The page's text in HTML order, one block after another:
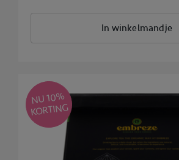
In winkelmandje
NU 10
%
KORTING